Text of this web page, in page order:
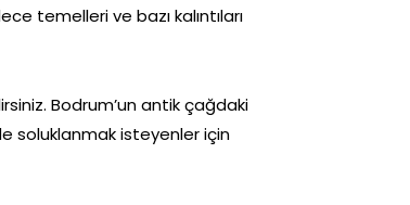
temelleri ve bazı kalıntıları
Bodrum’un antik çağdaki
soluklanmak isteyenler için